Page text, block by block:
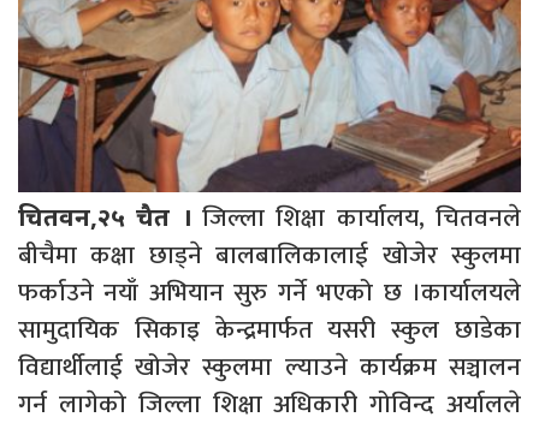
चितवन,२५ चैत । जिल्ला शिक्षा कार्यालय, चितवनले
बीचैमा कक्षा छाड्ने बालबालिकालाई खोजेर स्कुलमा
फर्काउने नयाँ अभियान सुरु गर्ने भएको छ ।कार्यालयले
सामुदायिक सिकाइ केन्द्रमार्फत यसरी स्कुल छाडेका
विद्यार्थीलाई खोजेर स्कुलमा ल्याउने कार्यक्रम सञ्चालन
गर्न लागेको जिल्ला शिक्षा अधिकारी गोविन्द अर्यालले